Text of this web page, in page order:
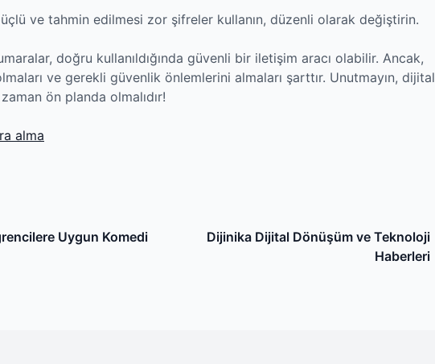
ve tahmin edilmesi zor şifreler kullanın, düzenli olarak değiştirin.
doğru kullanıldığında güvenli bir iletişim aracı olabilir. Ancak,
ve gerekli güvenlik önlemlerini almaları şarttır. Unutmayın, dijital
ön planda olmalıdır!
alma
Uygun Komedi
Dijinika Dijital Dönüşüm ve Teknoloji
Haberleri